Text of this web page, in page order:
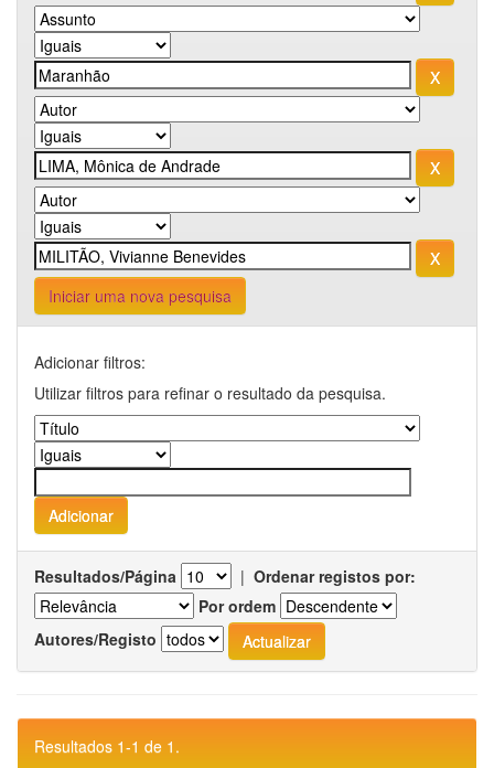
Iniciar uma nova pesquisa
Adicionar filtros:
Utilizar filtros para refinar o resultado da pesquisa.
Resultados/Página | Ordenar registos por:
Por ordem
Autores/Registo
Resultados 1-1 de 1.